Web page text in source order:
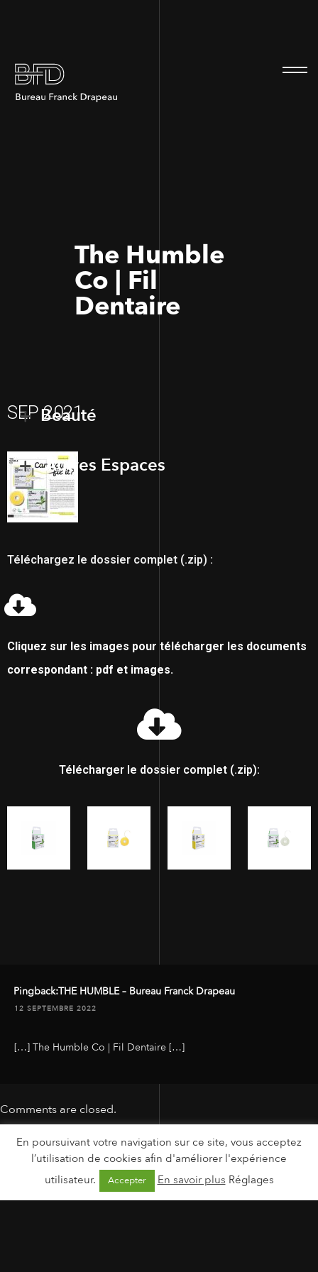
The Humble
Co | Fil
Dentaire
SEP 2021
Beauté
Autres Espaces
Téléchargez le dossier complet (.zip) :
Cliquez sur les images pour télécharger les documents
correspondant : pdf et images.
Télécharger le dossier complet (.zip):
Pingback:THE HUMBLE – Bureau Franck Drapeau
12 SEPTEMBRE 2022
[…] The Humble Co | Fil Dentaire […]
Comments are closed.
En poursuivant votre navigation sur ce site, vous acceptez
l’utilisation de cookies afin d'améliorer l'expérience
utilisateur.
Accepter En savoir plus Réglages